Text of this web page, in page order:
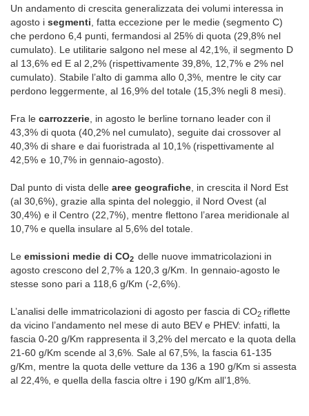
Un andamento di crescita generalizzata dei volumi interessa in
agosto i segmenti , fatta eccezione per le medie (segmento C)
che perdono 6,4 punti, fermandosi al 25% di quota (29,8% nel
cumulato). Le utilitarie salgono nel mese al 42,1%, il segmento D
al 13,6% ed E al 2,2% (rispettivamente 39,8%, 12,7% e 2% nel
cumulato). Stabile l’alto di gamma allo 0,3%, mentre le city car
perdono leggermente, al 16,9% del totale (15,3% negli 8 mesi).
Fra le carrozzerie , in agosto le berline tornano leader con il
43,3% di quota (40,2% nel cumulato), seguite dai crossover al
40,3% di share e dai fuoristrada al 10,1% (rispettivamente al
42,5% e 10,7% in gennaio-agosto).
Dal punto di vista delle aree geografiche in crescita il Nord Est
(al 30,6%), grazie alla spinta del noleggio, il Nord Ovest (al
30,4%) e il Centro (22,7%), mentre flettono l’area meridionale al
10,7% e quella insulare al 5,6% del totale.
Le emissioni medie di CO2 delle nuove immatricolazioni in
agosto crescono del 2,7% a 120,3 g/Km. In gennaio-agosto le
stesse sono pari a 118,6 g/Km (-2,6%).
L’analisi delle immatricolazioni di agosto per fascia di CO2 riflette
da vicino l’andamento nel mese di auto BEV e PHEV: infatti, la
fascia 0-20 g/Km rappresenta il 3,2% del mercato e la quota della
21-60 g/Km scende al 3,6%. Sale al 67,5%, la fascia 61-135
g/Km, mentre la quota delle vetture da 136 a 190 g/Km si assesta
al 22,4%, e quella della fascia oltre i 190 g/Km all’1,8%.